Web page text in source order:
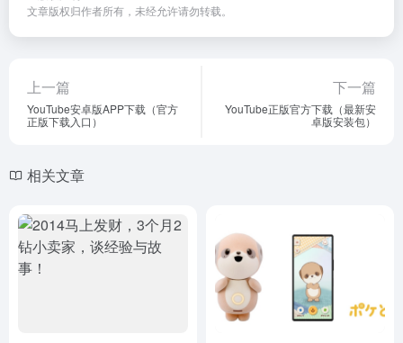
文章版权归作者所有，未经允许请勿转载。
上一篇
YouTube安卓版APP下载（官方
正版下载入口）
下一篇
YouTube正版官方下载（最新安
卓版安装包）
相关文章